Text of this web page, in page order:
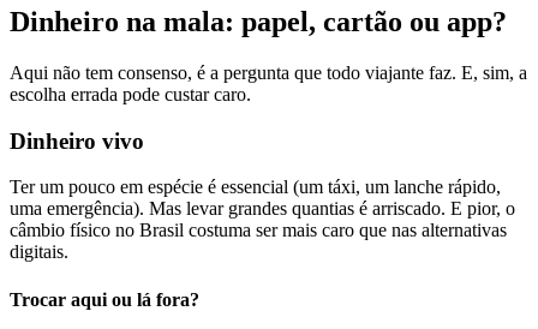
Dinheiro na mala: papel, cartão ou app?
Aqui não tem consenso, é a pergunta que todo viajante faz. E, sim, a
escolha errada pode custar caro.
Dinheiro vivo
Ter um pouco em espécie é essencial (um táxi, um lanche rápido,
uma emergência). Mas levar grandes quantias é arriscado. E pior, o
câmbio físico no Brasil costuma ser mais caro que nas alternativas
digitais.
Trocar aqui ou lá fora?